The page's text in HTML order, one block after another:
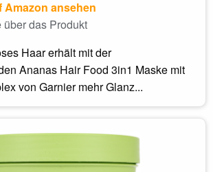
Amazon ansehen
das Produkt
Haar erhält mit der
Ananas Hair Food 3in1 Maske mit
von Garnier mehr Glanz...